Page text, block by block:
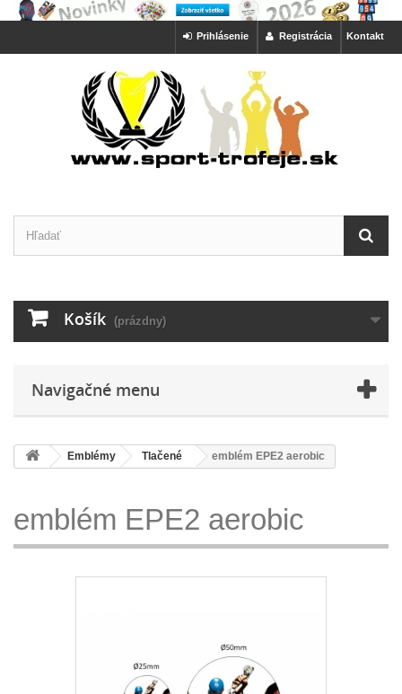
Kontakt
Registrácia
Prihlásenie
Košík (prázdny)
Navigačné menu
Emblémy Tlačené emblém EPE2 aerobic
emblém EPE2 aerobic